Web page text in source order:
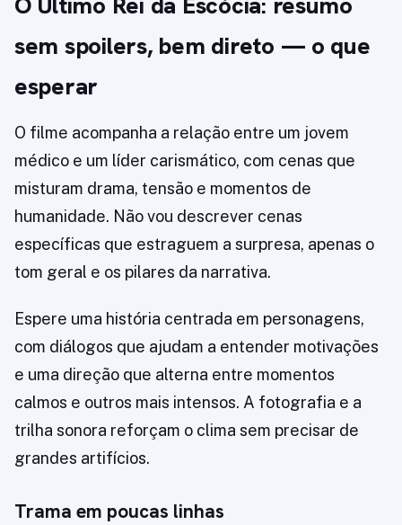
sem spoilers, bem direto — o que
esperar
O filme acompanha a relação entre um jovem
médico e um líder carismático, com cenas que
misturam drama, tensão e momentos de
humanidade. Não vou descrever cenas
específicas que estraguem a surpresa, apenas o
tom geral e os pilares da narrativa.
Espere uma história centrada em personagens,
com diálogos que ajudam a entender motivações
e uma direção que alterna entre momentos
calmos e outros mais intensos. A fotografia e a
trilha sonora reforçam o clima sem precisar de
grandes artifícios.
Trama em poucas linhas